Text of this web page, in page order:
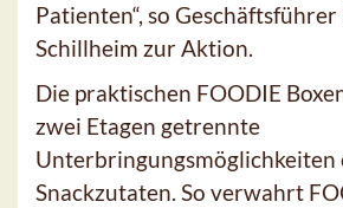
Patienten“, so
Schillheim zur Aktion.
Die praktischen FOODIE
zwei Etagen getrennte
Unterbringungsmöglichkeiten
Snackzutaten. So verwahrt